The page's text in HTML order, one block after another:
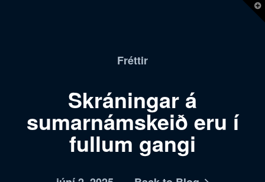
Fréttir
Skráningar á
sumarnámskeið eru í
fullum gangi